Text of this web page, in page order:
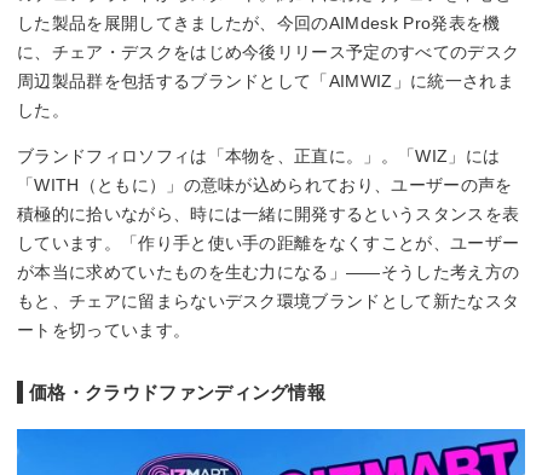
した製品を展開してきましたが、今回のAIMdesk Pro発表を機
に、チェア・デスクをはじめ今後リリース予定のすべてのデスク
周辺製品群を包括するブランドとして「AIMWIZ」に統一されま
した。
ブランドフィロソフィは「本物を、正直に。」。「WIZ」には
「WITH（ともに）」の意味が込められており、ユーザーの声を
積極的に拾いながら、時には一緒に開発するというスタンスを表
しています。「作り手と使い手の距離をなくすことが、ユーザー
が本当に求めていたものを生む力になる」——そうした考え方の
もと、チェアに留まらないデスク環境ブランドとして新たなスタ
ートを切っています。
価格・クラウドファンディング情報